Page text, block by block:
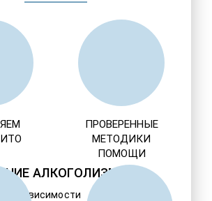
АЛКОГОЛИЗМА
ПРОВЕРЕННЫЕ
МЕТОДИКИ
ПОМОЩИ